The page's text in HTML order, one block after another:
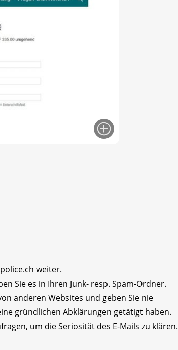
weiter.
Sie es in Ihren Junk- resp. Spam-Ordner.
anderen Websites und geben Sie nie
gründlichen Abklärungen getätigt haben.
um die Seriosität des E-Mails zu klären.